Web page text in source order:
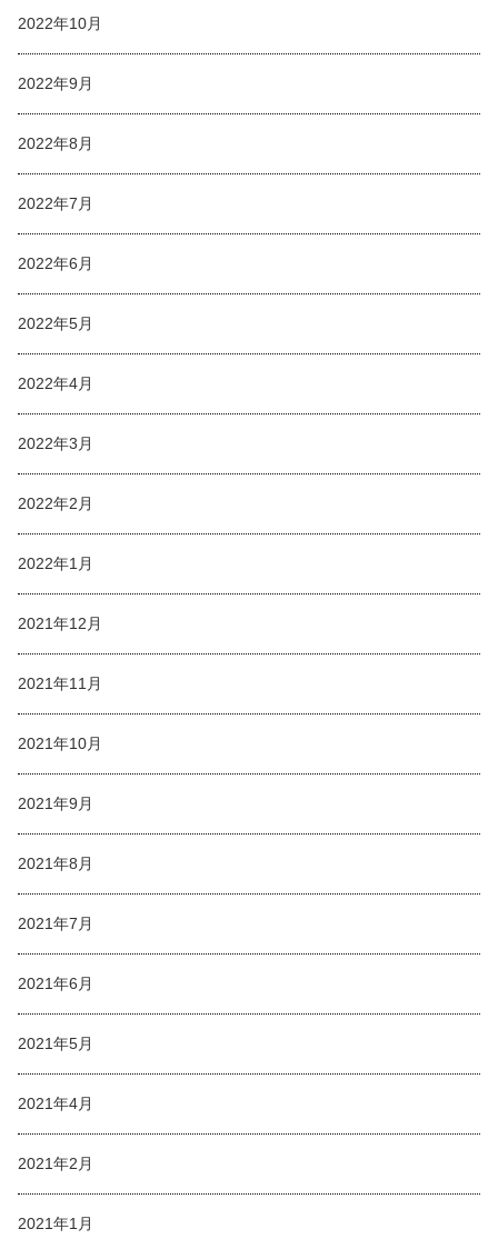
2022年10月
2022年9月
2022年8月
2022年7月
2022年6月
2022年5月
2022年4月
2022年3月
2022年2月
2022年1月
2021年12月
2021年11月
2021年10月
2021年9月
2021年8月
2021年7月
2021年6月
2021年5月
2021年4月
2021年2月
2021年1月